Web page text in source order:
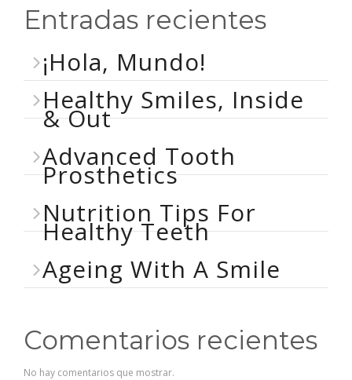
Entradas recientes
¡Hola, Mundo!
Healthy Smiles, Inside
& Out
Advanced Tooth
Prosthetics
Nutrition Tips For
Healthy Teeth
Ageing With A Smile
Comentarios recientes
No hay comentarios que mostrar.